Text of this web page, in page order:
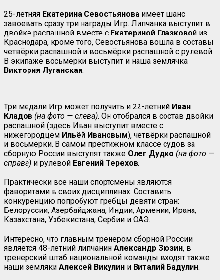
25-летняя Екатерина Севостьянова имеет шанс
завоевать сразу три награды Игр. Липчанка выступит в
двойке распашной вместе с Екатериной Глазковой из
Краснодара, кроме того, Севостьянова вошла в составы
четвёрки распашной и восьмёрки распашной с рулевой.
В экипаже восьмёрки выступит и наша землячка
Виктория Луганская.
Три медали Игр может получить и 22-летний Иван
Кладов (на фото — слева). Он отобрался в состав двойки
распашной (здесь Иван выступит вместе с
нижегородцем Ильёй Ивановым), четвёрки распашной
и восьмёрки. В самом престижном классе судов за
сборную России выступят также Олег Дудко (на фото —
справа) и рулевой Евгений Терехов.
Практически все наши спортсмены являются
фаворитами в своих дисциплинах. Составить
конкуренцию попробуют гребцы девяти стран:
Белоруссии, Азербайджана, Индии, Армении, Ирана,
Казахстана, Узбекистана, Сербии и ОАЭ.
Интересно, что главным тренером сборной России
является 48-летний липчанин Александр Зюзин, в
тренерский штаб национальной команды входят также
наши земляки Алексей Викулин и Виталий Бадулин.